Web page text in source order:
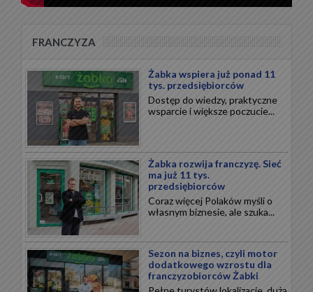
FRANCZYZA
Żabka wspiera już ponad 11
tys. przedsiębiorców
Dostęp do wiedzy, praktyczne
wsparcie i większe poczucie...
Żabka rozwija franczyzę. Sieć
ma już 11 tys.
przedsiębiorców
Coraz więcej Polaków myśli o
własnym biznesie, ale szuka...
Sezon na biznes, czyli motor
dodatkowego wzrostu dla
franczyzobiorców Żabki